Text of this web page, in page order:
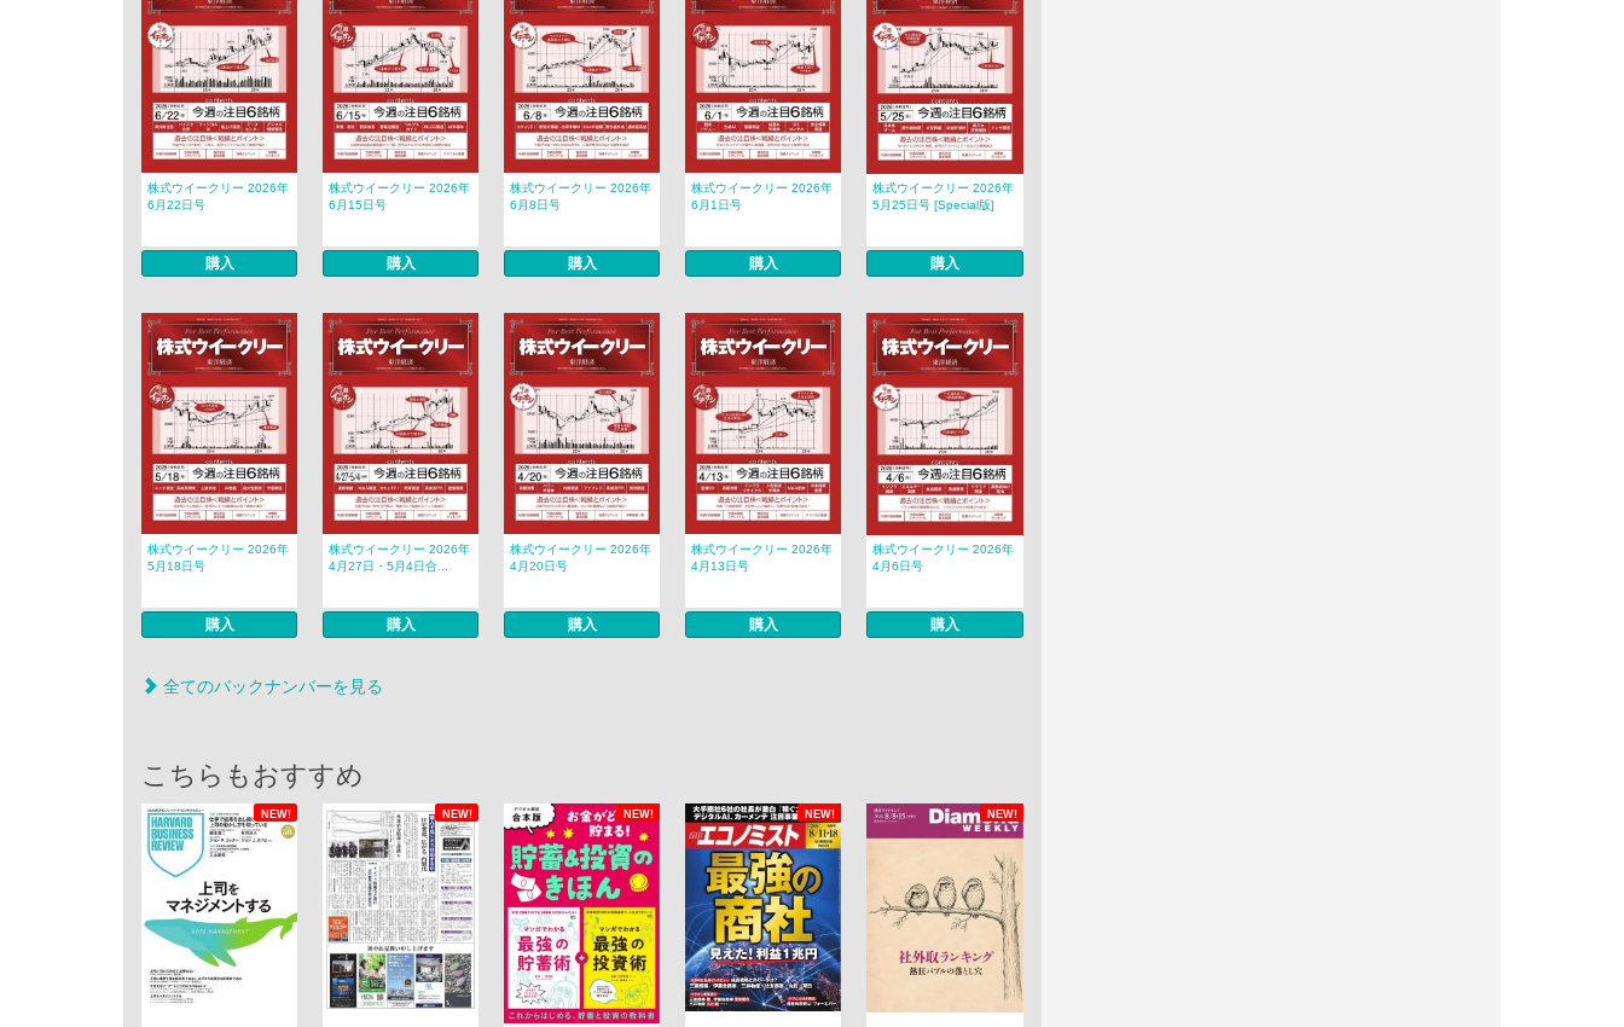
株式ウイークリー 2026年
6月22日号
購入
株式ウイークリー 2026年
6月15日号
購入
株式ウイークリー 2026年
6月8日号
購入
株式ウイークリー 2026年
6月1日号
購入
株式ウイークリー 2026年
5月25日号 [Special版]
購入
株式ウイークリー 2026年
5月18日号
購入
株式ウイークリー 2026年
4月27日・5月4日合...
購入
株式ウイークリー 2026年
4月20日号
購入
株式ウイークリー 2026年
4月13日号
購入
株式ウイークリー 2026年
4月6日号
購入
全てのバックナンバーを見る
こちらもおすすめ
NEW! NEW! NEW! NEW! NEW!